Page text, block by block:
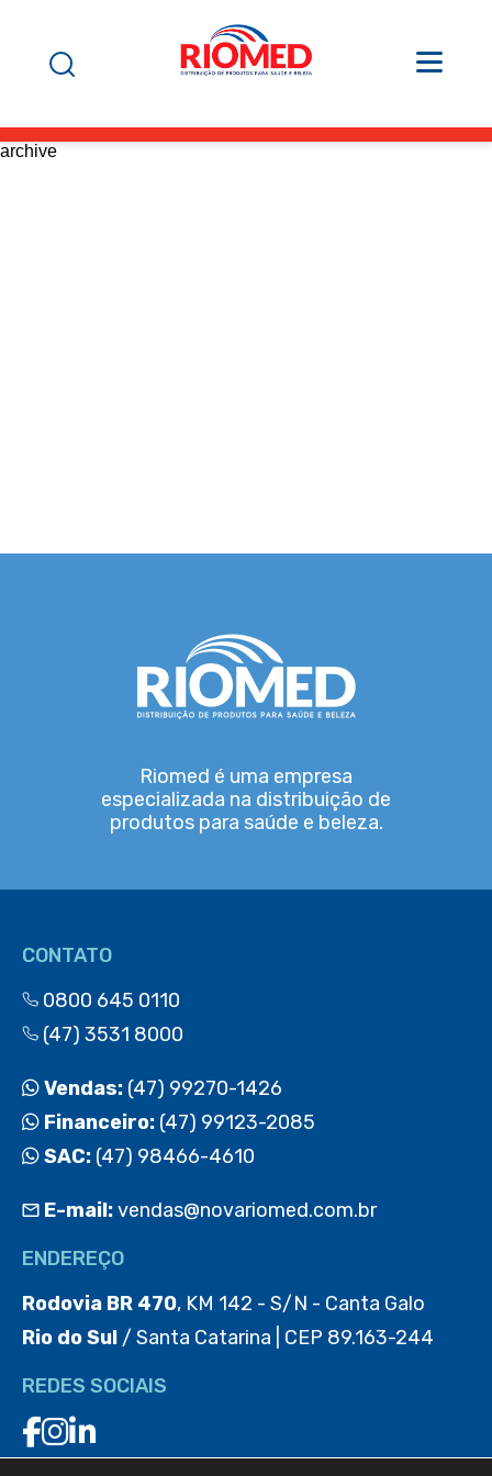
archive
Riomed é uma empresa
especializada na distribuição de
produtos para saúde e beleza.
CONTATO
0800 645 0110
(47) 3531 8000
Vendas: (47) 99270-1426
Financeiro: (47) 99123-2085
SAC: (47) 98466-4610
E-mail:vendas@novariomed.com.br
ENDEREÇO
Rodovia BR 470, KM 142 - S/N - Canta Galo
Rio do Sul / Santa Catarina | CEP 89.163-244
REDES SOCIAIS